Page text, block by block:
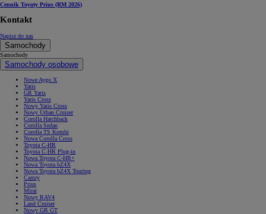
Cennik Toyoty Prius (RM 2026)
Kontakt
Napisz do nas
Samochody
Samochody
Samochody osobowe
Nowe Aygo X
Yaris
GR Yaris
Yaris Cross
Nowy Yaris Cross
Nowy Urban Cruiser
Corolla Hatchback
Corolla Sedan
Corolla TS Kombi
Nowa Corolla Cross
Toyota C-HR
Toyota C-HR Plug-in
Nowa Toyota C-HR+
Nowa Toyota bZ4X
Nowa Toyota bZ4X Touring
Camry
Prius
Mirai
Nowy RAV4
Land Cruiser
Nowy GR GT